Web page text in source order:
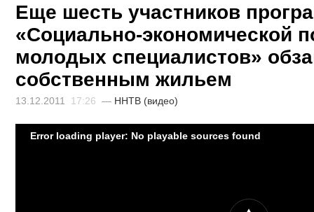
Еще шесть участников
«Социально-экономической
молодых специалистов»
собственным жильем
13.12.2011 17:26 — ННТВ (видео)
Error loading player: No playable sources found